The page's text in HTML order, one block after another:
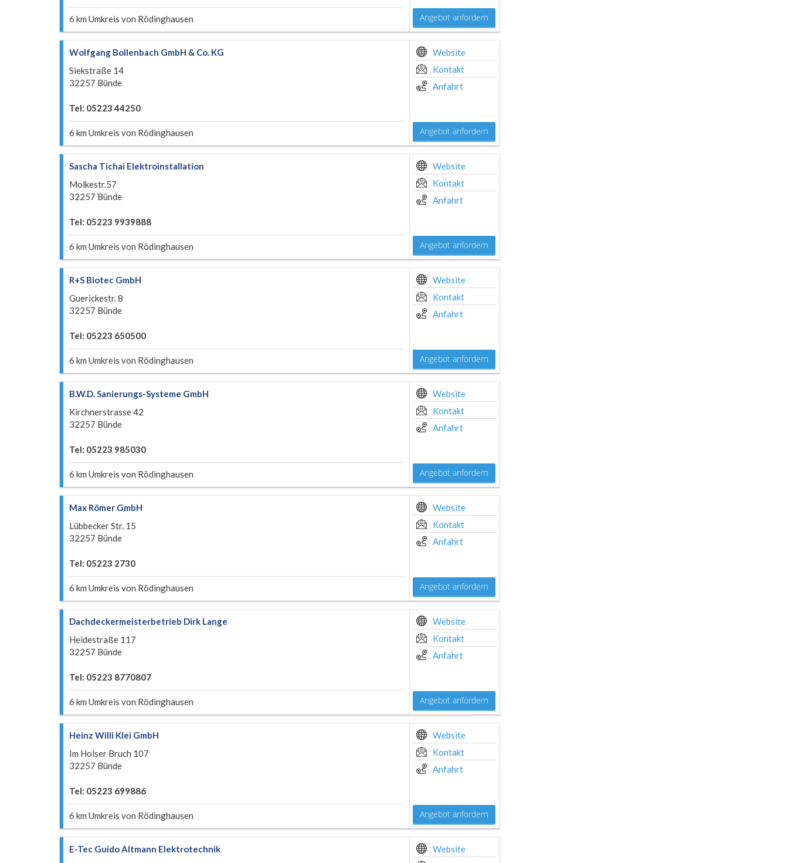
6 km Umkreis von Rödinghausen Angebot anfordern
Wolfgang Bollenbach GmbH & Co. KG
Siekstraße 14
32257 Bünde
Tel: 05223 44250
6 km Umkreis von Rödinghausen
Website
Kontakt
Anfahrt
Angebot anfordern
Sascha Tichai Elektroinstallation
Molkestr.57
32257 Bünde
Tel: 05223 9939888
6 km Umkreis von Rödinghausen
Website
Kontakt
Anfahrt
Angebot anfordern
R+S Biotec GmbH
Guerickestr. 8
32257 Bünde
Tel: 05223 650500
6 km Umkreis von Rödinghausen
Website
Kontakt
Anfahrt
Angebot anfordern
B.W.D. Sanierungs-Systeme GmbH
Kirchnerstrasse 42
32257 Bünde
Tel: 05223 985030
6 km Umkreis von Rödinghausen
Website
Kontakt
Anfahrt
Angebot anfordern
Max Römer GmbH
Lübbecker Str. 15
32257 Bünde
Tel: 05223 2730
6 km Umkreis von Rödinghausen
Website
Kontakt
Anfahrt
Angebot anfordern
Dachdeckermeisterbetrieb Dirk Lange
Heidestraße 117
32257 Bünde
Tel: 05223 8770807
6 km Umkreis von Rödinghausen
Website
Kontakt
Anfahrt
Angebot anfordern
Heinz Willi Klei GmbH
Im Holser Bruch 107
32257 Bünde
Tel: 05223 699886
6 km Umkreis von Rödinghausen
Website
Kontakt
Anfahrt
Angebot anfordern
E-Tec Guido Altmann Elektrotechnik
Website